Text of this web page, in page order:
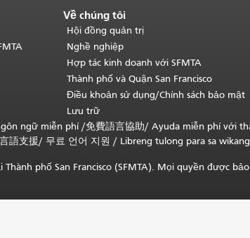
Về chúng tôi
Hội đồng quản trị
Nghề nghiệp
Hợp tác kinh doanh với SFMTA
Thành phố và Quận San Francisco
Điều khoản sử dụng/Chính sách bảo mật
Lưu trữ
ngữ miễn phí /免費語言協助/ Ayuda miễn phí với
語支援/ 무료 언어 지원 / Libreng tulong para sa
phố San Francisco (SFMTA). Mọi quyền được